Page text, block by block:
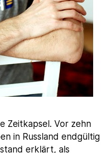
Zeitkapsel. Vor zehn
in Russland endgültig
erklärt, als